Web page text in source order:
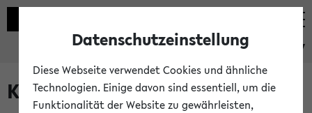
eKVV
Kombisuche im eKVV
Datenschutzeinstellung
Diese Webseite verwendet Cookies und ähnliche
Technologien. Einige davon sind essentiell, um die
Funktionalität der Website zu gewährleisten,